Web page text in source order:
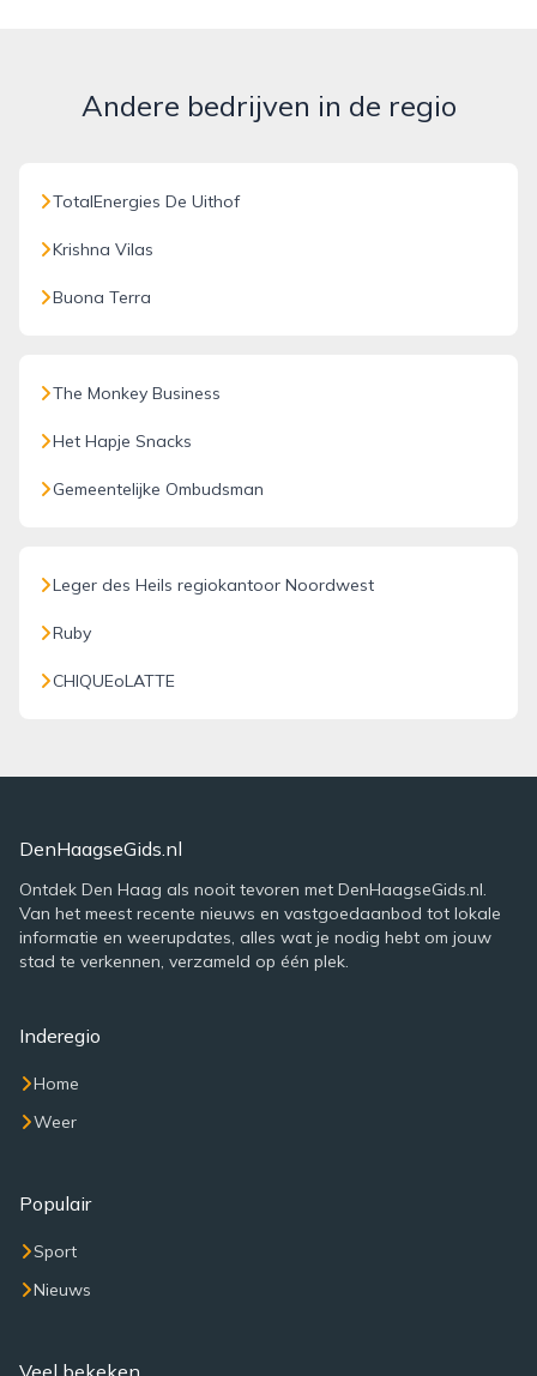
Andere bedrijven in de regio
TotalEnergies De Uithof
Krishna Vilas
Buona Terra
The Monkey Business
Het Hapje Snacks
Gemeentelijke Ombudsman
Leger des Heils regiokantoor Noordwest
Ruby
CHIQUEoLATTE
DenHaagseGids.nl
Ontdek Den Haag als nooit tevoren met DenHaagseGids.nl.
Van het meest recente nieuws en vastgoedaanbod tot lokale
informatie en weerupdates, alles wat je nodig hebt om jouw
stad te verkennen, verzameld op één plek.
Inderegio
Home
Weer
Populair
Sport
Nieuws
Veel bekeken